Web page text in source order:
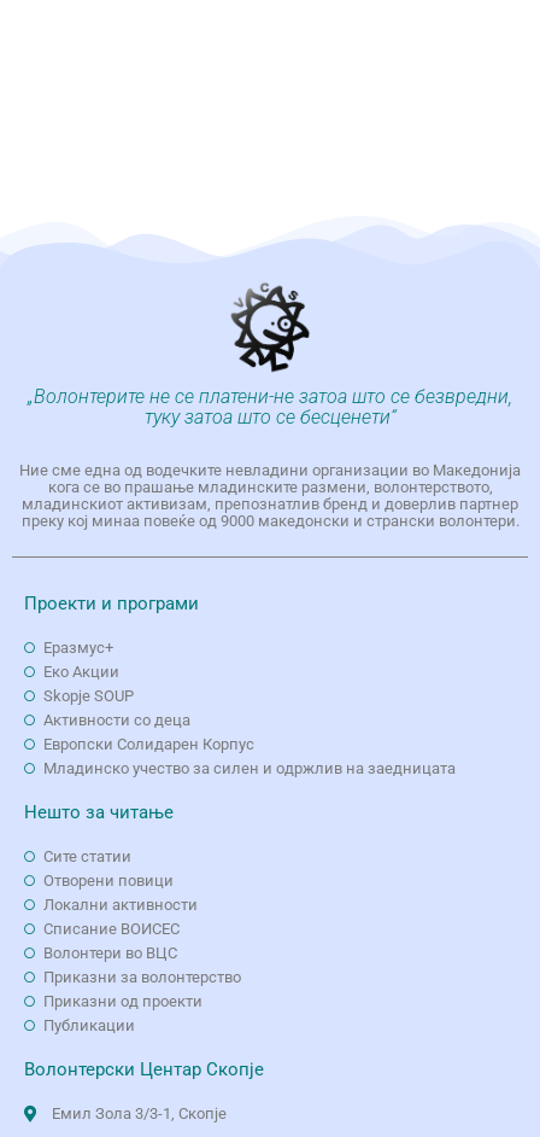
„Волонтерите не се платени-не затоа што се безвредни,
туку затоа што се бесценети“
Ние сме една од водечките невладини организации во Македонија
кога се во прашање младинските размени, волонтерството,
младинскиот активизам, препознатлив бренд и доверлив партнер
преку кој минаа повеќе од 9000 македонски и странски волонтери.
Проекти и програми
Еразмус+
Еко Aкции
Skopje SOUP
Активности со деца
Европски Солидарен Корпус
Младинско учество за силен и одржлив на заедницата
Нешто за читање
Сите статии
Отворени повици
Локални активности
Списание ВОИСЕС
Волонтери во ВЦС
Приказни за волонтерство
Приказни од проекти
Публикации
Волонтерски Центар Скопје
Емил Зола 3/3-1, Скопје